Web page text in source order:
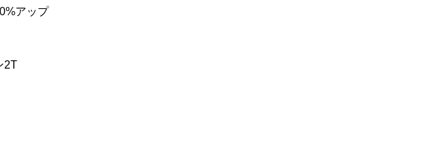
アップ
2T